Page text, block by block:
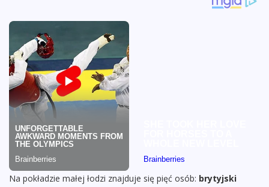
Na pokładzie małej łodzi znajduje się pięć osób: brytyjski